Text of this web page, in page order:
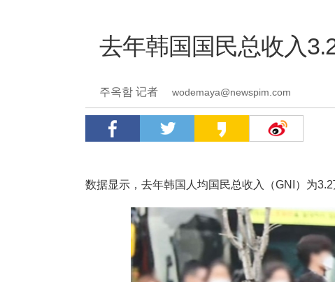
去年韩国国民总收入
주옥함 记者 wodemaya@newspim.com
数据显示，去年韩国人均国民总收入（GNI）为